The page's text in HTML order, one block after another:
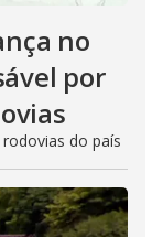
no
por
do país